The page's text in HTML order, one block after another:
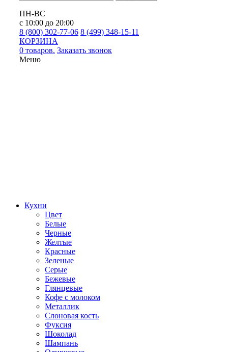
ПН-ВС
с 10:00 до 20:00
8 (800) 302-77-06 8 (499) 348-15-11
КОРЗИНА
0 товаров. Заказать звонок
Меню
Кухни
Цвет
Белые
Черные
Желтые
Красные
Зеленые
Серые
Бежевые
Глянцевые
Кофе с молоком
Металлик
Слоновая кость
Фуксия
Шоколад
Шампань